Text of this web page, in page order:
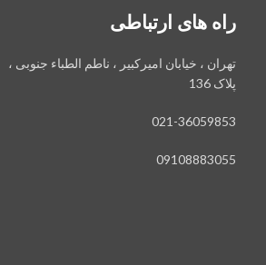
راه های ارتباطی
تهران ، خیابان امیرکبیر ، ناطم الطباء جنوبی ،
پلاک 136
021-36059853
09108883055